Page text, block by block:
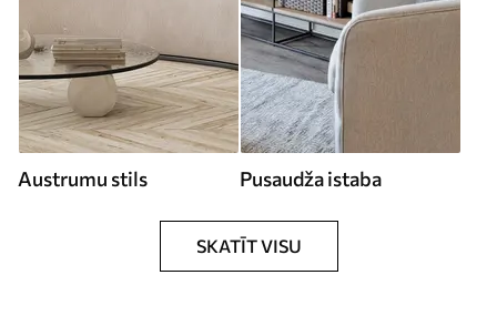
Austrumu stils Pusaudža istaba
SKATĪT VISU